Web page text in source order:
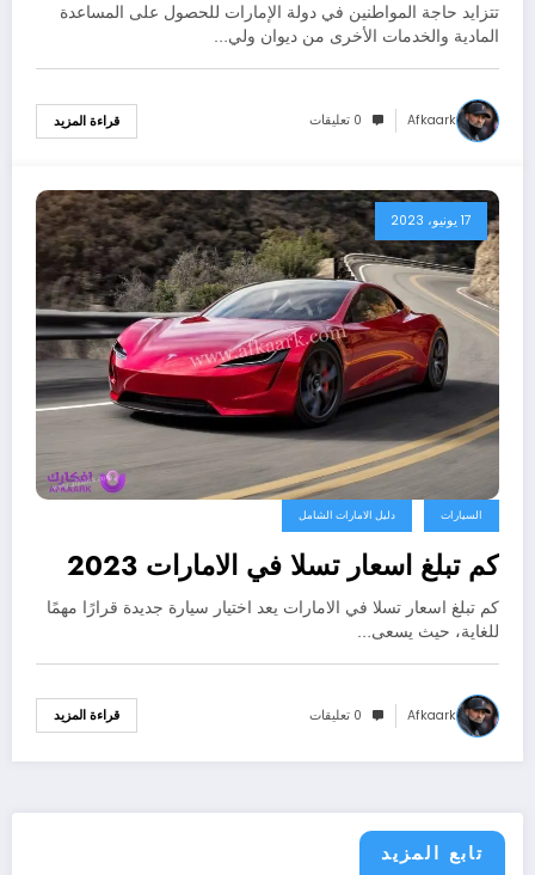
تتزايد حاجة المواطنين في دولة الإمارات للحصول على المساعدة
المادية والخدمات الأخرى من ديوان ولي…
Afkaark 0 تعليقات قراءة المزيد
17 يونيو، 2023
السيارات دليل الامارات الشامل
كم تبلغ اسعار تسلا في الامارات 2023
كم تبلغ اسعار تسلا في الامارات يعد اختيار سيارة جديدة قرارًا مهمًا
للغاية، حيث يسعى…
Afkaark 0 تعليقات قراءة المزيد
تابع المزيد